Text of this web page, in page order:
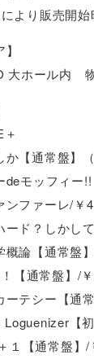
より販売開始
大ホール内
【通常盤】
deモッフィー
ファーレ/￥
ード？しかし
論【通常盤
【通常盤】/￥
ーテシー【通
【
１【通常盤】/